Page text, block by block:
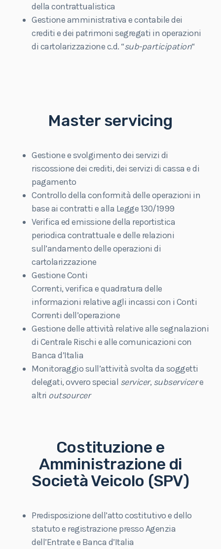
della contrattualistica
Gestione amministrativa e contabile dei
crediti e dei patrimoni segregati in operazioni
di cartolarizzazione c.d. “sub-participation“
Master servicing
Gestioneesvolgimentodei servizi di
riscossione dei crediti, dei servizi di cassa e di
pagamento
Controllodella conformità delle operazioni in
base ai contratti e alla Legge 130/1999
Verifica ed emissionedella reportistica
periodica contrattuale e delle relazioni
sull’andamento delle operazioni di
cartolarizzazione
GestioneConti
Correnti,verifica equadratura delle
informazioni relative agli incassi con i Conti
Correnti dell’operazione
Gestionedelle attività relative alle segnalazioni
di Centrale Rischi e alle comunicazioni con
Banca d’Italia
Monitoraggiosull’attività svolta da soggetti
delegati, ovvero special servicer, subservicere
altri outsourcer
Costituzione e
Amministrazione di
Società Veicolo (SPV)
Predisposizione dell’atto costitutivo e dello
statuto e registrazione presso Agenzia
dell’Entrate e Banca d’Italia